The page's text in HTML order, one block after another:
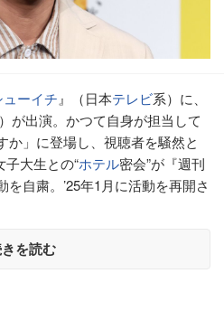
ューイチ 』（日本テレビ系）に、
が出演。かつて自身が担当して
か」に登場し、視聴者を騒然と
子大生との“ホテル密会”が『週刊
自粛。’25年1月に活動を再開さ
を読む